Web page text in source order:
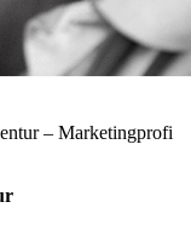
– Marketingprofi